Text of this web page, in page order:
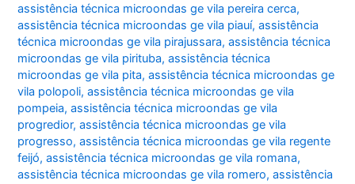
assistência técnica microondas ge vila pereira cerca,
assistência técnica microondas ge vila piauí,assistência
técnica microondas ge vila pirajussara,assistência técnica
microondas ge vila pirituba,assistência técnica
microondas ge vila pita,assistência técnica microondas ge
vila polopoli,assistência técnica microondas ge vila
pompeia,assistência técnica microondas ge vila
progredior,assistência técnica microondas ge vila
progresso,assistência técnica microondas ge vila regente
feijó,assistência técnica microondas ge vila romana,
assistência técnica microondas ge vila romero,assistência